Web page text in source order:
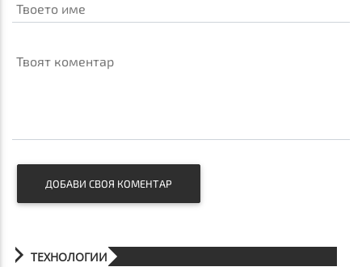
Твоето име
Твоят коментар
ДОБАВИ СВОЯ КОМЕНТАР
ТЕХНОЛОГИИ